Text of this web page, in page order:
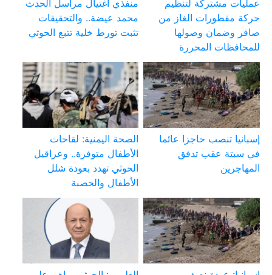
عمليات مشتركة لتنظيم
حركة مقطورات الغاز من
صافر وضمان وصولها
للمحافظات المحررة
منفذي اغتيال مراسل الحدث
محمد عيضة.. والتحقيقات
تثبت تورط خلية تتبع الحوثي
إسبانيا تنصب حاجزا عائما
في سبتة عقب تدفق
المهاجرين
الصحة اليمنية: لقاحات
الأطفال متوفرة.. وعراقيل
الحوثي تهدد بعودة شلل
الأطفال والحصبة